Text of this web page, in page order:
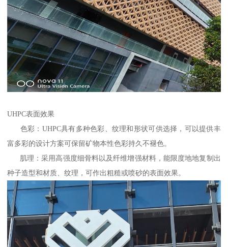
UHPC表面效果
色彩：UHPC具有多种色彩、纹理和形状可供选择，可以提供丰
富多彩的设计方案可保留矿物本性色彩持久不褪色。
肌理：采用高强度细骨料以及纤维增强材料，能限度地地复制出
种子造型和材质、纹理，可作出粗糙或喷砂的表面效果。